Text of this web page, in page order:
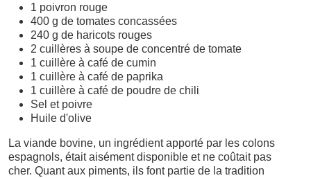
1 poivron rouge
400 g de tomates concassées
240 g de haricots rouges
2 cuillères à soupe de concentré de tomate
1 cuillère à café de cumin
1 cuillère à café de paprika
1 cuillère à café de poudre de chili
Sel et poivre
Huile d'olive
La viande bovine, un ingrédient apporté par les colons
espagnols, était aisément disponible et ne coûtait pas
cher. Quant aux piments, ils font partie de la tradition